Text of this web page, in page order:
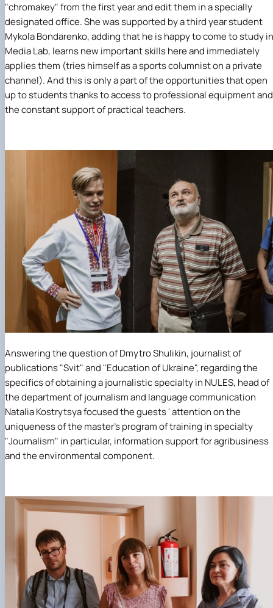
"chromakey" from the first year and edit them in a specially
designated office. She was supported by a third year student
Mykola Bondarenko, adding that he is happy to come to study in
Media Lab, learns new important skills here and immediately
applies them (tries himself as a sports columnist on a private
channel). And this is only a part of the opportunities that open
up to students thanks to access to professional equipment and
the constant support of practical teachers.
Answering the question ofDmytro Shulikin, journalist of
publications"Svit"and "Education of Ukraine", regarding the
specifics of obtaining a journalistic specialty in NULES, head of
the department of journalism and language communication
Natalia Kostrytsyafocused the guests ' attention on the
uniqueness of the master's program of training inspecialty
"Journalism" in particular, information support for agribusiness
and the environmental component.